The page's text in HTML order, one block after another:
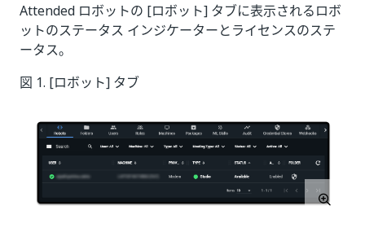
Attended ロボットの [ロボット] タブに表示されるロボ
ットのステータス インジケーターとライセンスのステ
ータス。
図 1. [ロボット] タブ